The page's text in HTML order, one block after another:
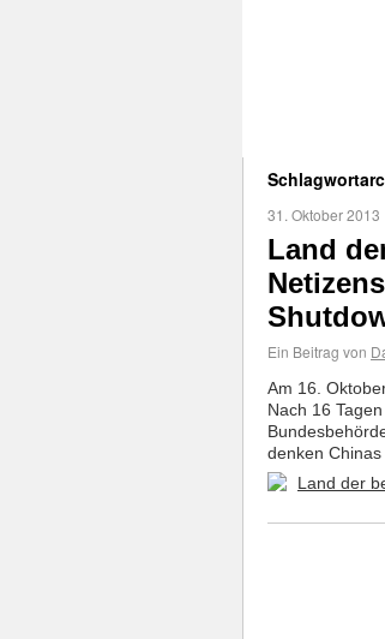
31. Oktober 2013
Land
Ein Beitrag von
Am 16.
Nach 16
denken